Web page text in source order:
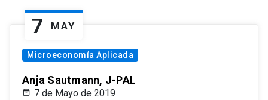
7 MAY
Microeconomía Aplicada
Anja Sautmann, J-PAL
7 de Mayo de 2019